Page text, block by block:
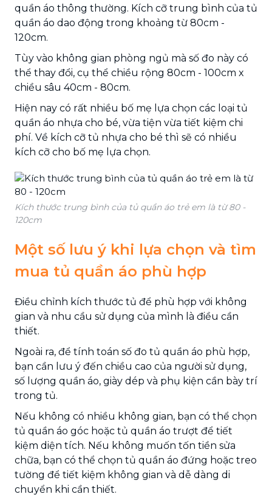
quần áo thông thường. Kích cỡ trung bình của tủ
quần áo dao động trong khoảng từ 80cm -
120cm.
Tùy vào không gian phòng ngủ mà số đo này có
thể thay đổi, cụ thể chiều rộng 80cm - 100cm x
chiều sâu 40cm - 80cm.
Hiện nay có rất nhiều bố mẹ lựa chọn các loại tủ
quần áo nhựa cho bé, vừa tiện vừa tiết kiệm chi
phí. Về kích cỡ tủ nhựa cho bé thì sẽ có nhiều
kích cỡ cho bố mẹ lựa chọn.
Kích thước trung bình của tủ quần áo trẻ em là từ 80 -
120cm
Một số lưu ý khi lựa chọn và tìm
mua tủ quần áo phù hợp
Điều chỉnh kích thước tủ để phù hợp với không
gian và nhu cầu sử dụng của mình là điều cần
thiết.
Ngoài ra, để tính toán số đo tủ quần áo phù hợp,
bạn cần lưu ý đến chiều cao của người sử dụng,
số lượng quần áo, giày dép và phụ kiện cần bày trí
trong tủ.
Nếu không có nhiều không gian, bạn có thể chọn
tủ quần áo góc hoặc tủ quần áo trượt để tiết
kiệm diện tích. Nếu không muốn tốn tiền sửa
chữa, bạn có thể chọn tủ quần áo đứng hoặc treo
tường để tiết kiệm không gian và dễ dàng di
chuyển khi cần thiết.